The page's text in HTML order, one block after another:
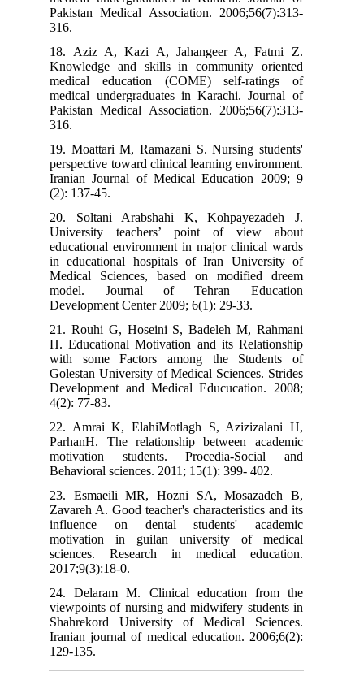
Pakistan Medical Association. 2006;56(7):313-
316.
18. Aziz A, Kazi A, Jahangeer A, Fatmi Z.
Knowledge and skills in community oriented
medical education (COME) self-ratings of
medical undergraduates in Karachi. Journal of
Pakistan Medical Association. 2006;56(7):313-
316.
19. Moattari M, Ramazani S. Nursing students'
perspective toward clinical learning environment.
Iranian Journal of Medical Education 2009; 9
(2): 137-45.
20. Soltani Arabshahi K, Kohpayezadeh J.
University teachers’ point of view about
educational environment in major clinical wards
in educational hospitals of Iran University of
Medical Sciences, based on modified dreem
model. Journal of Tehran Education
Development Center 2009; 6(1): 29-33.
21. Rouhi G, Hoseini S, Badeleh M, Rahmani
H. Educational Motivation and its Relationship
with some Factors among the Students of
Golestan University of Medical Sciences. Strides
Development and Medical Educucation. 2008;
4(2): 77-83.
22. Amrai K, ElahiMotlagh S, Azizizalani H,
ParhanH. The relationship between academic
motivation students. Procedia-Social and
Behavioral sciences. 2011; 15(1): 399- 402.
23. Esmaeili MR, Hozni SA, Mosazadeh B,
Zavareh A. Good teacher's characteristics and its
influence on dental students' academic
motivation in guilan university of medical
sciences. Research in medical education.
2017;9(3):18-0.
24. Delaram M. Clinical education from the
viewpoints of nursing and midwifery students in
Shahrekord University of Medical Sciences.
Iranian journal of medical education. 2006;6(2):
129-135.